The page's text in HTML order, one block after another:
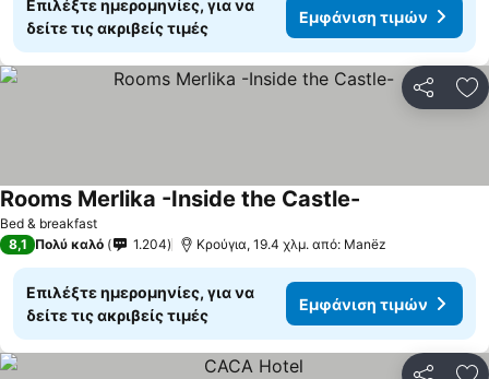
Επιλέξτε ημερομηνίες, για να
δείτε τις ακριβείς τιμές
Εμφάνιση τιμών
Bed & breakfast
Rooms Merlika -Inside the Castle-
8,1 Πολύ καλό 1.204 Κρούγια, 19.4 χλμ. από: Manëz
Επιλέξτε ημερομηνίες, για να
δείτε τις ακριβείς τιμές
Εμφάνιση τιμών